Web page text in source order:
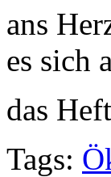
ans
es sich
das
Tags: